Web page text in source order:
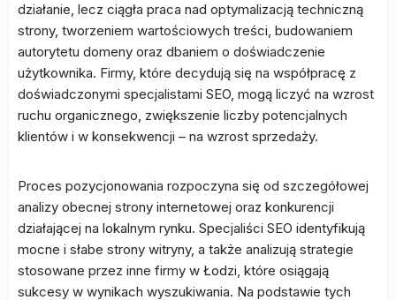
działanie, lecz ciągła praca nad optymalizacją techniczną
strony, tworzeniem wartościowych treści, budowaniem
autorytetu domeny oraz dbaniem o doświadczenie
użytkownika. Firmy, które decydują się na współpracę z
doświadczonymi specjalistami SEO, mogą liczyć na wzrost
ruchu organicznego, zwiększenie liczby potencjalnych
klientów i w konsekwencji – na wzrost sprzedaży.
Proces pozycjonowania rozpoczyna się od szczegółowej
analizy obecnej strony internetowej oraz konkurencji
działającej na lokalnym rynku. Specjaliści SEO identyfikują
mocne i słabe strony witryny, a także analizują strategie
stosowane przez inne firmy w Łodzi, które osiągają
sukcesy w wynikach wyszukiwania. Na podstawie tych